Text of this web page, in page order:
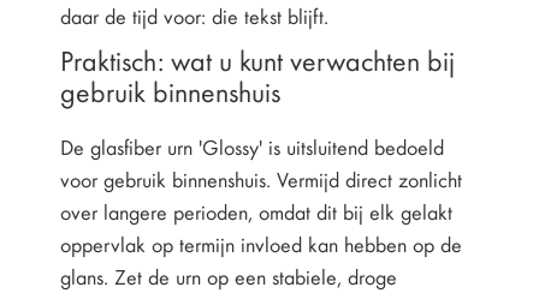
daar de tijd voor: die tekst blijft.
Praktisch: wat u kunt verwachten bij
gebruik binnenshuis
De glasfiber urn 'Glossy' is uitsluitend bedoeld
voor gebruik binnenshuis. Vermijd direct zonlicht
over langere perioden, omdat dit bij elk gelakt
oppervlak op termijn invloed kan hebben op de
glans. Zet de urn op een stabiele, droge